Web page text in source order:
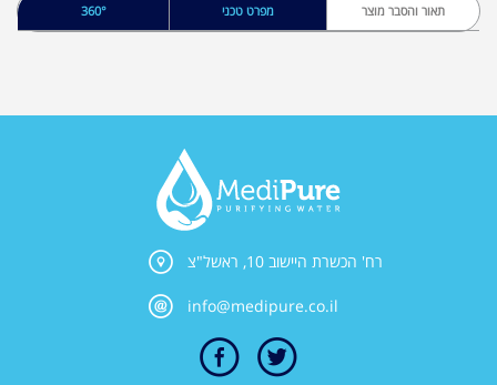
תאור והסבר מוצר מפרט טכני 360°
רח' הכשרת היישוב 10, ראשל"צ
info@medipure.co.il